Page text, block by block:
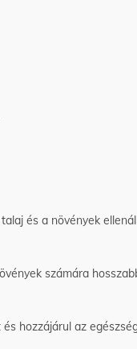
és a növények
számára
hozzájárul az